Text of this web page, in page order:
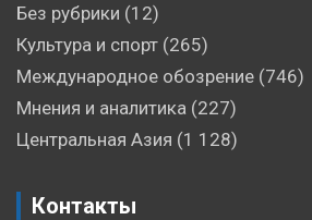
Без рубрики (12)
Культура и спорт (265)
Международное обозрение (746)
Мнения и аналитика (227)
Центральная Азия (1 128)
Контакты